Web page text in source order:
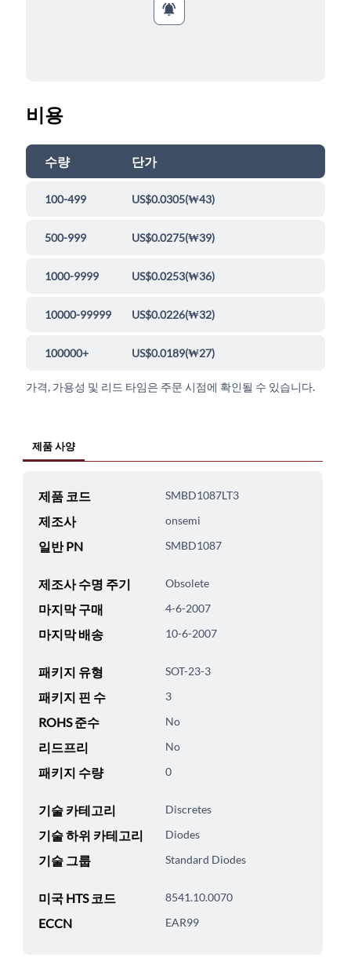
비용
수량 단가
100-499 US$0.0305(₩43)
500-999 US$0.0275(₩39)
1000-9999 US$0.0253(₩36)
10000-99999 US$0.0226(₩32)
100000+ US$0.0189(₩27)
가격, 가용성 및 리드 타임은 주문 시점에 확인될 수 있습니다.
제품 사양
제품 코드 SMBD1087LT3
제조사 onsemi
일반 PN SMBD1087
제조사 수명 주기 Obsolete
마지막 구매 4-6-2007
마지막 배송 10-6-2007
패키지 유형 SOT-23-3
패키지 핀 수 3
ROHS 준수 No
리드프리 No
패키지 수량 0
기술 카테고리 Discretes
기술 하위 카테고리 Diodes
기술 그룹 Standard Diodes
미국 HTS 코드 8541.10.0070
ECCN EAR99